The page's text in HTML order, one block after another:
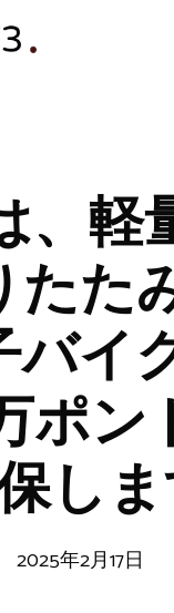
、軽
たた
バイ
ポン
し
2025年2月17日